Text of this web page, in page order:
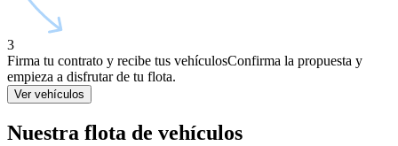
3
Firma tu contrato y recibe tus vehículosConfirma la propuesta y
empieza a disfrutar de tu flota.
Ver vehículos
Nuestra flota de vehículos